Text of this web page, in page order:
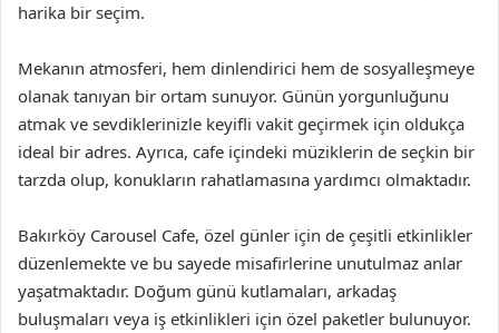
harika bir seçim.
Mekanın atmosferi, hem dinlendirici hem de sosyalleşmeye
olanak tanıyan bir ortam sunuyor. Günün yorgunluğunu
atmak ve sevdiklerinizle keyifli vakit geçirmek için oldukça
ideal bir adres. Ayrıca, cafe içindeki müziklerin de seçkin bir
tarzda olup, konukların rahatlamasına yardımcı olmaktadır.
Bakırköy Carousel Cafe, özel günler için de çeşitli etkinlikler
düzenlemekte ve bu sayede misafirlerine unutulmaz anlar
yaşatmaktadır. Doğum günü kutlamaları, arkadaş
buluşmaları veya iş etkinlikleri için özel paketler bulunuyor.